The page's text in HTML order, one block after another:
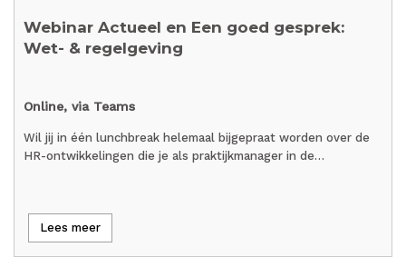
Webinar Actueel en Een goed gesprek:
Wet- & regelgeving
Online, via Teams
Wil jij in één lunchbreak helemaal bijgepraat worden over de
HR-ontwikkelingen die je als praktijkmanager in de…
Lees meer